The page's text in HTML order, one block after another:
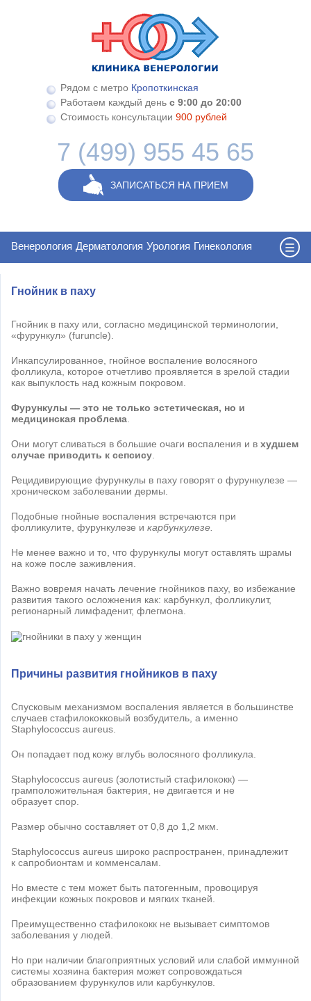
Рядом с метро Кропоткинская
Работаем каждый день с 9:00 до 20:00
Стоимость консультации 900 рублей
7 (499) 955 45 65
ЗАПИСАТЬСЯ НА ПРИЕМ
Венерология Дерматология Урология Гинекология
Гнойник в паху
Гнойник в паху или, согласно медицинской терминологии,
«фурункул» (furuncle).
Инкапсулированное, гнойное воспаление волосяного
фолликула, которое отчетливо проявляется в зрелой стадии
как выпуклость над кожным покровом.
Фурункулы — это не только эстетическая, но и
медицинская проблема
Они могут сливаться в большие очаги воспаления и в худшем
случае приводить к сепсису
Рецидивирующие фурункулы в паху говорят о фурункулезе —
хроническом заболевании дермы.
Подобные гнойные воспаления встречаются при
фолликулите, фурункулезе и карбункулезе.
Не менее важно и то, что фурункулы могут оставлять шрамы
на коже после заживления.
Важно вовремя начать лечение гнойников паху, во избежание
развития такого осложнения как: карбункул, фолликулит,
регионарный лимфаденит, флегмона.
Причины развития гнойников в паху
Спусковым механизмом воспаления является в большинстве
случаев стафилококковый возбудитель, а именно
Staphylococcus aureus.
Он попадает под кожу вглубь волосяного фолликула.
Staphylococcus aureus (золотистый стафилококк) —
грамположительная бактерия, не двигается и не
образует спор.
Размер обычно составляет от 0,8 до 1,2 мкм.
Staphylococcus aureus широко распространен, принадлежит
к сапробионтам и комменсалам.
Но вместе с тем может быть патогенным, провоцируя
инфекции кожных покровов и мягких тканей.
Преимущественно стафилококк не вызывает симптомов
заболевания у людей.
Но при наличии благоприятных условий или слабой иммунной
системы хозяина бактерия может сопровождаться
образованием фурункулов или карбункулов.